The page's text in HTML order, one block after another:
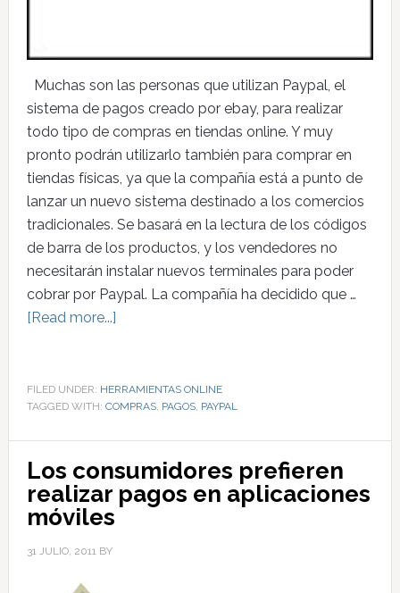
Muchas son las personas que utilizan Paypal, el
sistema de pagos creado por ebay, para realizar
todo tipo de compras en tiendas online. Y muy
pronto podrán utilizarlo también para comprar en
tiendas físicas, ya que la compañía está a punto de
lanzar un nuevo sistema destinado a los comercios
tradicionales. Se basará en la lectura de los códigos
de barra de los productos, y los vendedores no
necesitarán instalar nuevos terminales para poder
cobrar por Paypal. La compañía ha decidido que …
[Read more...]
FILED UNDER: HERRAMIENTAS ONLINE
TAGGED WITH: COMPRAS, PAGOS, PAYPAL
Los consumidores prefieren
realizar pagos en aplicaciones
móviles
31 JULIO, 2011BY